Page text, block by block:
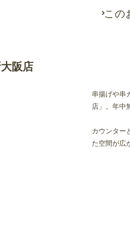
この
阪店
串揚げや串
店」。年中
カウンター
た空間が広